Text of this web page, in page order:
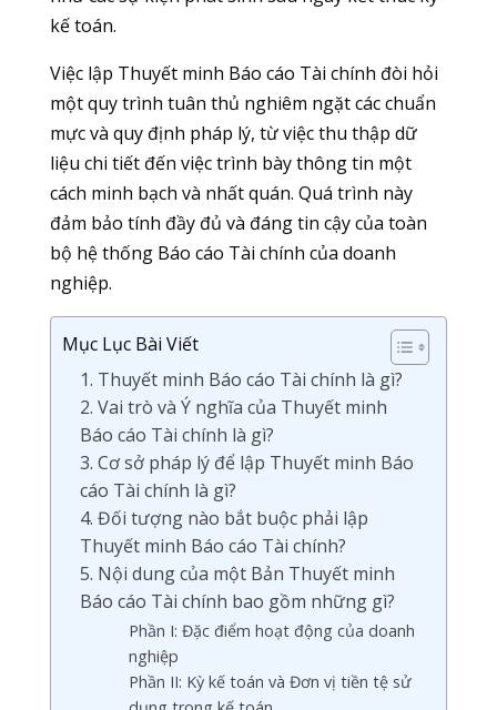
kế toán.
Việc lập Thuyết minh Báo cáo Tài chính đòi hỏi
một quy trình tuân thủ nghiêm ngặt các chuẩn
mực và quy định pháp lý, từ việc thu thập dữ
liệu chi tiết đến việc trình bày thông tin một
cách minh bạch và nhất quán. Quá trình này
đảm bảo tính đầy đủ và đáng tin cậy của toàn
bộ hệ thống Báo cáo Tài chính của doanh
nghiệp.
Mục Lục Bài Viết
1. Thuyết minh Báo cáo Tài chính là gì?
2. Vai trò và Ý nghĩa của Thuyết minh
Báo cáo Tài chính là gì?
3. Cơ sở pháp lý để lập Thuyết minh Báo
cáo Tài chính là gì?
4. Đối tượng nào bắt buộc phải lập
Thuyết minh Báo cáo Tài chính?
5. Nội dung của một Bản Thuyết minh
Báo cáo Tài chính bao gồm những gì?
Phần I: Đặc điểm hoạt động của doanh
nghiệp
Phần II: Kỳ kế toán và Đơn vị tiền tệ sử